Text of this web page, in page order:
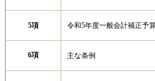
5項 令和5年度一般会計補正予
6項 主な条例